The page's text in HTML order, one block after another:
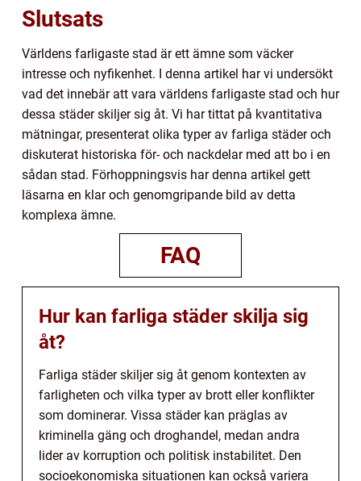
Slutsats
Världens farligaste stad är ett ämne som väcker
intresse och nyfikenhet. I denna artikel har vi undersökt
vad det innebär att vara världens farligaste stad och hur
dessa städer skiljer sig åt. Vi har tittat på kvantitativa
mätningar, presenterat olika typer av farliga städer och
diskuterat historiska för- och nackdelar med att bo i en
sådan stad. Förhoppningsvis har denna artikel gett
läsarna en klar och genomgripande bild av detta
komplexa ämne.
FAQ
Hur kan farliga städer skilja sig
åt?
Farliga städer skiljer sig åt genom kontexten av
farligheten och vilka typer av brott eller konflikter
som dominerar. Vissa städer kan präglas av
kriminella gäng och droghandel, medan andra
lider av korruption och politisk instabilitet. Den
socioekonomiska situationen kan också variera